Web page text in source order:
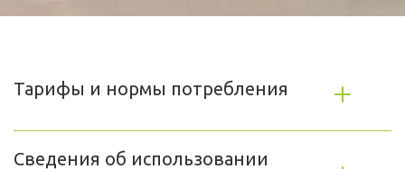
Тарифы и нормы потребления
Сведения об использовании